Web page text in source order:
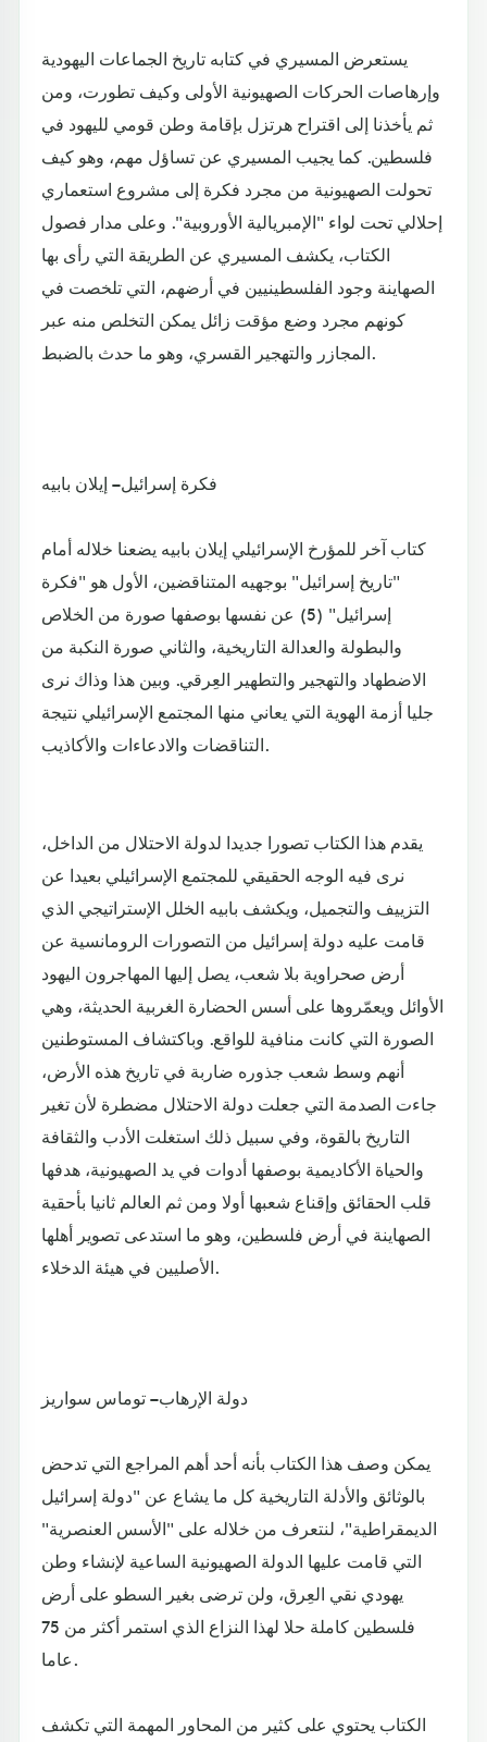
يستعرض المسيري في كتابه تاريخ الجماعات اليهودية
وإرهاصات الحركات الصهيونية الأولى وكيف تطورت، ومن
ثم يأخذنا إلى اقتراح هرتزل بإقامة وطن قومي لليهود في
فلسطين. كما يجيب المسيري عن تساؤل مهم، وهو كيف
تحولت الصهيونية من مجرد فكرة إلى مشروع استعماري
إحلالي تحت لواء "الإمبريالية الأوروبية". وعلى مدار فصول
الكتاب، يكشف المسيري عن الطريقة التي رأى بها
الصهاينة وجود الفلسطينيين في أرضهم، التي تلخصت في
كونهم مجرد وضع مؤقت زائل يمكن التخلص منه عبر
المجازر والتهجير القسري، وهو ما حدث بالضبط.
فكرة إسرائيل – إيلان بابيه
كتاب آخر للمؤرخ الإسرائيلي إيلان بابيه يضعنا خلاله أمام
"تاريخ إسرائيل" بوجهيه المتناقضين، الأول هو "فكرة
إسرائيل" (5) عن نفسها بوصفها صورة من الخلاص
والبطولة والعدالة التاريخية، والثاني صورة النكبة من
الاضطهاد والتهجير والتطهير العِرقي. وبين هذا وذاك نرى
جليا أزمة الهوية التي يعاني منها المجتمع الإسرائيلي نتيجة
التناقضات والادعاءات والأكاذيب.
يقدم هذا الكتاب تصورا جديدا لدولة الاحتلال من الداخل،
نرى فيه الوجه الحقيقي للمجتمع الإسرائيلي بعيدا عن
التزييف والتجميل، ويكشف بابيه الخلل الإستراتيجي الذي
قامت عليه دولة إسرائيل من التصورات الرومانسية عن
أرض صحراوية بلا شعب، يصل إليها المهاجرون اليهود
الأوائل ويعمّروها على أسس الحضارة الغربية الحديثة، وهي
الصورة التي كانت منافية للواقع. وباكتشاف المستوطنين
أنهم وسط شعب جذوره ضاربة في تاريخ هذه الأرض،
جاءت الصدمة التي جعلت دولة الاحتلال مضطرة لأن تغير
التاريخ بالقوة، وفي سبيل ذلك استغلت الأدب والثقافة
والحياة الأكاديمية بوصفها أدوات في يد الصهيونية، هدفها
قلب الحقائق وإقناع شعبها أولا ومن ثم العالم ثانيا بأحقية
الصهاينة في أرض فلسطين، وهو ما استدعى تصوير أهلها
الأصليين في هيئة الدخلاء.
دولة الإرهاب – توماس سواريز
يمكن وصف هذا الكتاب بأنه أحد أهم المراجع التي تدحض
بالوثائق والأدلة التاريخية كل ما يشاع عن "دولة إسرائيل
الديمقراطية"، لنتعرف من خلاله على "الأسس العنصرية"
التي قامت عليها الدولة الصهيونية الساعية لإنشاء وطن
يهودي نقي العِرق، ولن ترضى بغير السطو على أرض
فلسطين كاملة حلا لهذا النزاع الذي استمر أكثر من 75
عاما.
الكتاب يحتوي على كثير من المحاور المهمة التي تكشف